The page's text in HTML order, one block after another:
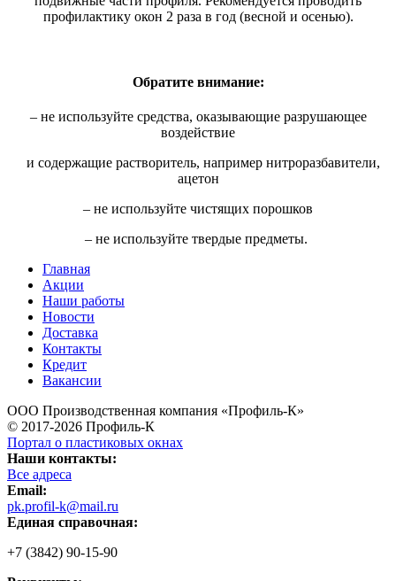
профилактику окон 2 раза в год (весной и осенью).
Обратите внимание:
– не используйте средства, оказывающие разрушающее
воздействие
и содержащие растворитель, например нитроразбавители,
ацетон
– не используйте чистящих порошков
– не используйте твердые предметы.
Главная
Акции
Наши работы
Новости
Доставка
Контакты
Кредит
Вакансии
ООО Производственная компания «Профиль-К»
© 2017-2026 Профиль-К
Портал о пластиковых окнах
Наши контакты:
Все адреса
Email:
pk.profil-k@mail.ru
Единая справочная:
+7 (3842) 90-15-90